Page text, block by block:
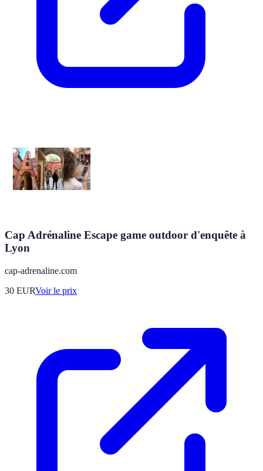
Cap Adrénaline Escape game outdoor d'enquête à
Lyon
cap-adrenaline.com
30 EURVoir le prix